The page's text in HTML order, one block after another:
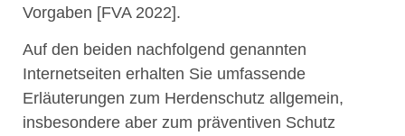
Vorgaben [FVA 2022].
Auf den beiden nachfolgend genannten
Internetseiten erhalten Sie umfassende
Erläuterungen zum Herdenschutz allgemein,
insbesondere aber zum präventiven Schutz